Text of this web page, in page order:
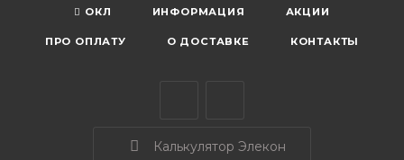
ОКЛ ИНФОРМАЦИЯ АКЦИИ
ПРО ОПЛАТУ О ДОСТАВКЕ КОНТАКТЫ
Калькулятор Элекон